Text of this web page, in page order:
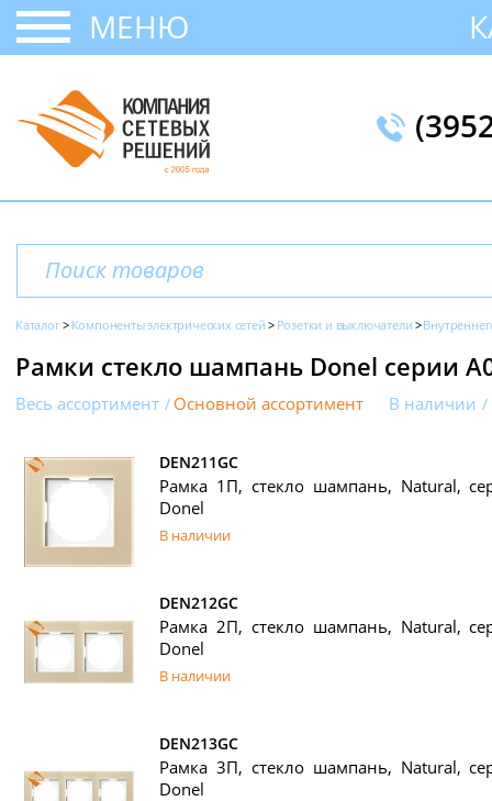
МЕНЮ
Каталог Компоненты электрических сетей Розетки и выключатели
Рамки стекло шампань Donel серии
Весь ассортимент Основной ассортимент В наличии
DEN211GC
Рамка 1П, стекло шампань, Natural,
Donel
В наличии
DEN212GC
Рамка 2П, стекло шампань, Natural,
Donel
В наличии
DEN213GC
Рамка 3П, стекло шампань, Natural,
Donel